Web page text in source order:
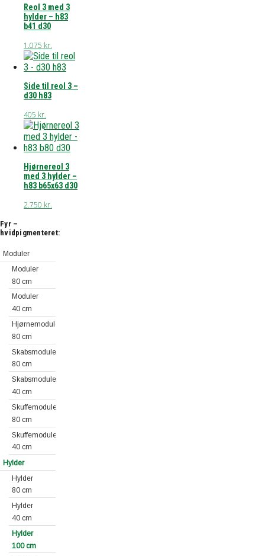
Reol 3 med 3
hylder – h83
b41 d30
1.075 kr.
Side til reol 3 –
d30 h83
405 kr.
Hjørnereol 3
med 3 hylder –
h83 b65x63 d30
2.750 kr.
Fyr –
hvidpigmenteret:
Moduler
Moduler
80 cm
Moduler
40 cm
Hjørnemoduler
80 cm
Skabsmoduler
80 cm
Skabsmoduler
40 cm
Skuffemoduler
80 cm
Skuffemoduler
40 cm
Hylder
Hylder
80 cm
Hylder
40 cm
Hylder
100 cm